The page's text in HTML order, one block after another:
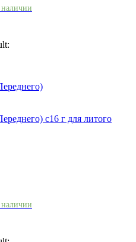
наличии
с16 г для литого
наличии